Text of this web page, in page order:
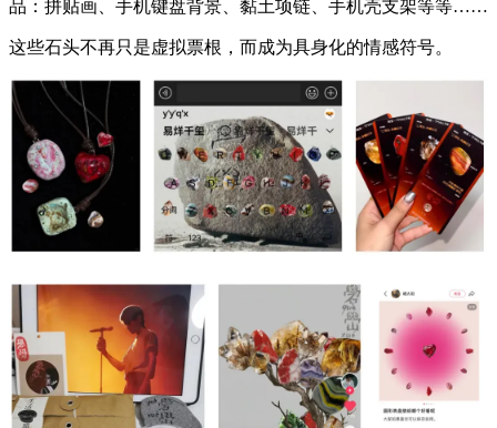
品：拼贴画、手机键盘背景、黏土项链、手机壳支架等等……
这些石头不再只是虚拟票根，而成为具身化的情感符号。